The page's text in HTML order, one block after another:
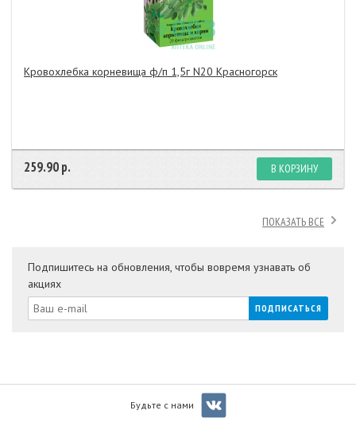
Кровохлебка корневища ф/п 1,5г N20 Красногорск
259.90 р. В КОРЗИНУ
ПОКАЗАТЬ ВСЕ
Подпишитесь на обновления, чтобы вовремя узнавать об
акциях
Будьте с нами